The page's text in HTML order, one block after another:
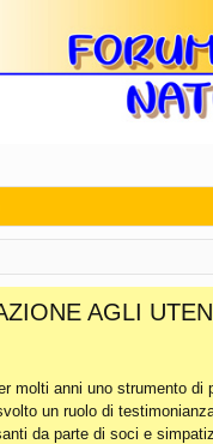
AGLI
molti anni uno strumento di
un ruolo di
da parte di soci e